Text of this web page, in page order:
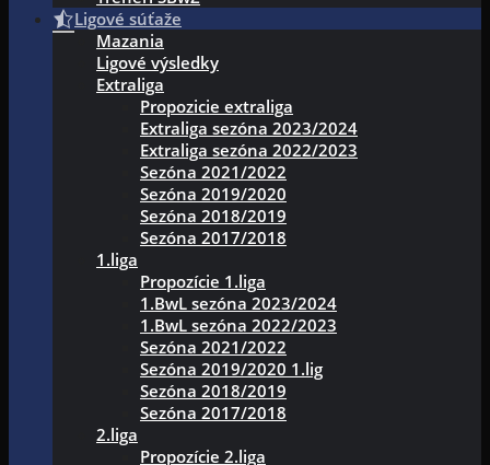
Ligové súťaže
Mazania
Ligové výsledky
Extraliga
Propozicie extraliga
Extraliga sezóna 2023/2024
Extraliga sezóna 2022/2023
Sezóna 2021/2022
Sezóna 2019/2020
Sezóna 2018/2019
Sezóna 2017/2018
1.liga
Propozície 1.liga
1.BwL sezóna 2023/2024
1.BwL sezóna 2022/2023
Sezóna 2021/2022
Sezóna 2019/2020 1.lig
Sezóna 2018/2019
Sezóna 2017/2018
2.liga
Propozície 2.liga